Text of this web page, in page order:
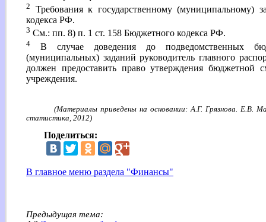
2
Требования к государственному (муниципальному)
кодекса РФ.
3 См.: пп. 8) п. 1 ст. 158 Бюджетного кодекса РФ.
4 В случае доведения до подведомственных
(муниципальных) заданий руководитель главного
должен предоставить право утверждения бюджетной
учреждения.
(Материалы приведены на основании: А.Г. Грязнова. Е.В.
статистика, 2012)
Поделиться:
В главное меню раздела "Финансы"
Предыдущая тема: